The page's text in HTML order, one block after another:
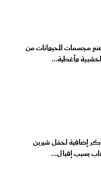
مجسمات للحيوانات من
وأغطية...
إضافية لحفل شيرين
بسبب إقبال...